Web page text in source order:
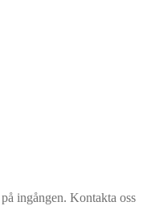
ingången. Kontakta oss